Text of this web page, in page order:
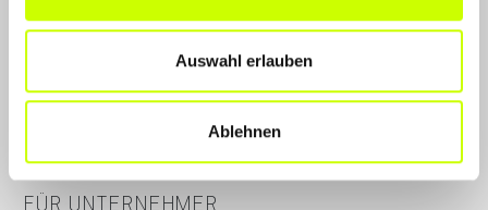
Auswahl erlauben
Ablehnen
Instagram
SERVICE
0800 0057425